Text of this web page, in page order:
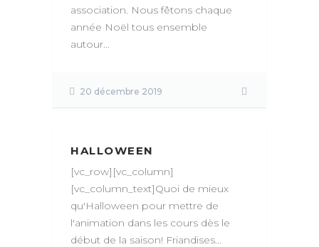
association. Nous fêtons chaque
année Noël tous ensemble
autour...
20 décembre 2019
HALLOWEEN
[vc_row][vc_column]
[vc_column_text]Quoi de mieux
qu'Halloween pour mettre de
l'animation dans les cours dès le
début de la saison! Friandises...